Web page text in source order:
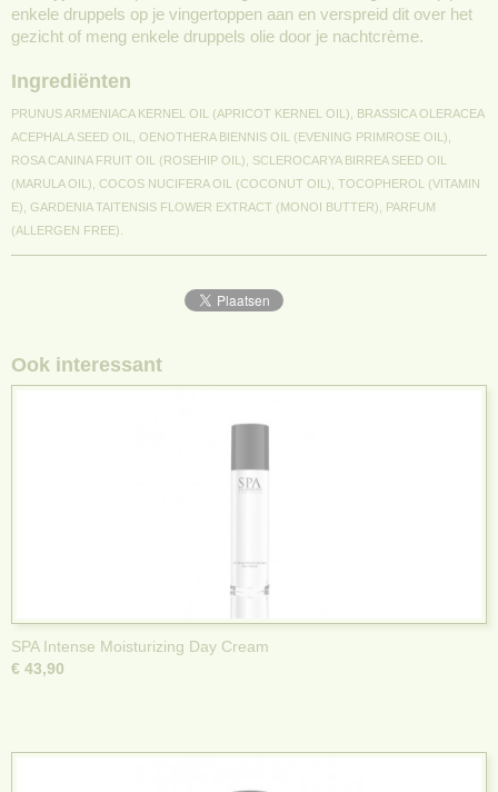
enkele druppels op je vingertoppen aan en verspreid dit over het
gezicht of meng enkele druppels olie door je nachtcrème.
Ingrediënten
PRUNUS ARMENIACA KERNEL OIL (APRICOT KERNEL OIL), BRASSICA OLERACEA
ACEPHALA SEED OIL, OENOTHERA BIENNIS OIL (EVENING PRIMROSE OIL),
ROSA CANINA FRUIT OIL (ROSEHIP OIL), SCLEROCARYA BIRREA SEED OIL
(MARULA OIL), COCOS NUCIFERA OIL (COCONUT OIL), TOCOPHEROL (VITAMIN
E), GARDENIA TAITENSIS FLOWER EXTRACT (MONOI BUTTER), PARFUM
(ALLERGEN FREE).
Ook interessant
SPA Intense Moisturizing Day Cream
€ 43,90